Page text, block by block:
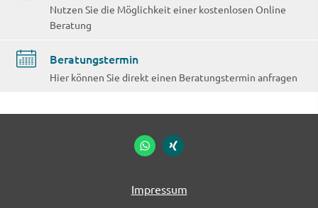
Nutzen Sie die Möglichkeit einer kostenlosen Online
Beratung
Beratungstermin
Hier können Sie direkt einen Beratungstermin anfragen
Impressum